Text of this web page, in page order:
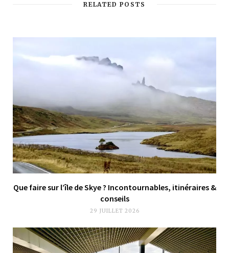
RELATED POSTS
Que faire sur l’île de Skye ? Incontournables, itinéraires &
conseils
29 JUILLET 2026